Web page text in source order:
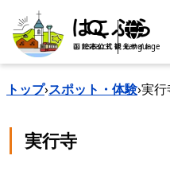
search Language
トップ›スポット・体験›実行
実行寺